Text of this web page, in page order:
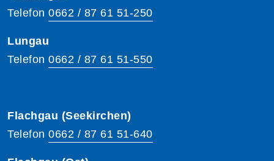
Telefon 0662 / 87 61 51-250
Lungau
Telefon 0662 / 87 61 51-550
Flachgau (Seekirchen)
Telefon 0662 / 87 61 51-640